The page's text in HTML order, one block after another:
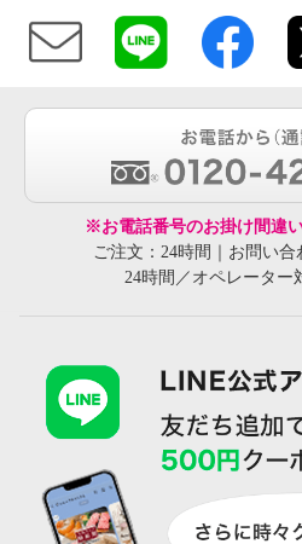
※お電話番号のお掛け間違
ご注文：24時間｜お問い
24時間／オペレーター